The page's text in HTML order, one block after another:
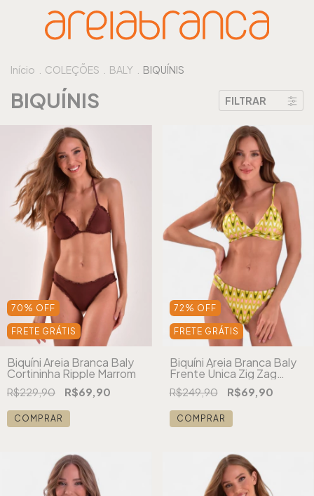
Início COLEÇÕES BALY BIQUÍNIS
BIQUÍNIS FILTRAR
70 % OFF
FRETE GRÁTIS
Biquíni Areia Branca Baly
Cortininha Ripple Marrom
R$229,90 R$69,90
COMPRAR
72% OFF
FRETE GRÁTIS
Biquíni Areia Branca Baly
Frente Única Zig Zag
Verde
R$249,90 R$69,90
COMPRAR